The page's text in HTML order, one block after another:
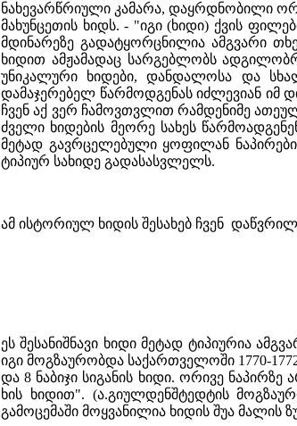
ნახევარწრიული კამარა, დაყრდნობილი
მახუნცეთის ხიდს. - "იგი (ხიდი) ქვის
მდინარეზე გადატყორცნილია ამგვარი
ხიდით ამჟამადაც სარგებლობს
უნიკალური ხიდები, დანდალოსა და
დამაჯერებელ წარმოდგენას იძლევიან იმ
ჩვენ აქ ვერ ჩამოვთვლით რამდენიმე
ძველი ხიდების მეორე სახეს
მეტად გავრცელებული ყოფილან
ტიპიურ სახიდე გადასასვლელს.
ამ ისტორიულ ხიდის შესახებ ჩვენ
ეს შესანიშნავი ხიდი მეტად ტიპიურია
იგი მოგზაურობდა საქართველოში 1770-
და 8 ნაბიჯი სიგანის ხიდი. ორივე
ხის ხიდით". (ა.გიულდენშტედტის
გამოცემაში მოყვანილია ხიდის შუა მალის